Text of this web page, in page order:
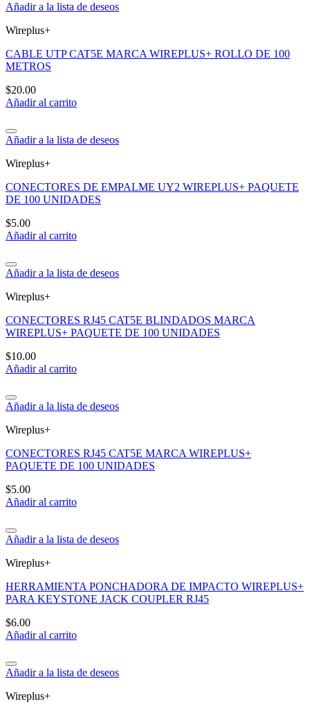
Añadir a la lista de deseos
Wireplus+
CABLE UTP CAT5E MARCA WIREPLUS+ ROLLO DE 100
METROS
$20.00
Añadir al carrito
Añadir a la lista de deseos
Wireplus+
CONECTORES DE EMPALME UY2 WIREPLUS+ PAQUETE
DE 100 UNIDADES
$5.00
Añadir al carrito
Añadir a la lista de deseos
Wireplus+
CONECTORES RJ45 CAT5E BLINDADOS MARCA
WIREPLUS+ PAQUETE DE 100 UNIDADES
$10.00
Añadir al carrito
Añadir a la lista de deseos
Wireplus+
CONECTORES RJ45 CAT5E MARCA WIREPLUS+
PAQUETE DE 100 UNIDADES
$5.00
Añadir al carrito
Añadir a la lista de deseos
Wireplus+
HERRAMIENTA PONCHADORA DE IMPACTO WIREPLUS+
PARA KEYSTONE JACK COUPLER RJ45
$6.00
Añadir al carrito
Añadir a la lista de deseos
Wireplus+